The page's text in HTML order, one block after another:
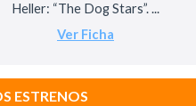
Heller: “The Dog Stars”. ...
Ver Ficha
ESTRENOS